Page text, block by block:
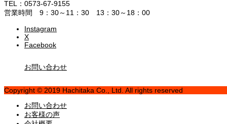
TEL：0573-67-9155
営業時間 9：30～11：30 13：30～18：00
Instagram
X
Facebook
お問い合わせ
Copyright © 2019 Hachitaka Co., Ltd. All rights reserved
お問い合わせ
お客様の声